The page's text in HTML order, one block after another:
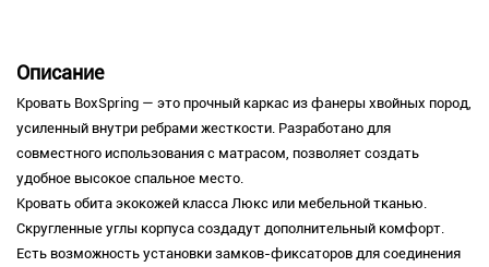
Описание
Кровать BoxSpring — это прочный каркас из фанеры хвойных пород,
усиленный внутри ребрами жесткости. Разработано для
совместного использования с матрасом, позволяет создать
удобное высокое спальное место.
Кровать обита экокожей класса Люкс или мебельной тканью.
Скругленные углы корпуса создадут дополнительный комфорт.
Есть возможность установки замков-фиксаторов для соединения